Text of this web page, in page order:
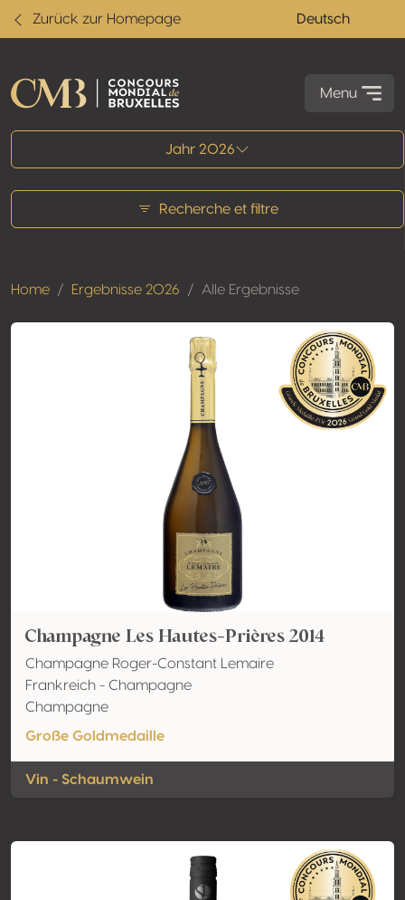
Zurück zur Homepage Deutsch
Menu
Jahr 2026
Recherche et filtre
Home Ergebnisse 2026 Alle Ergebnisse
Champagne Les Hautes-Prières 2014
Champagne Roger-Constant Lemaire
Frankreich - Champagne
Champagne
Große Goldmedaille
Vin - Schaumwein